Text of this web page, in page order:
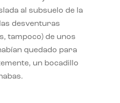
al subsuelo de la
desventuras
tampoco) de unos
quedado para
un bocadillo